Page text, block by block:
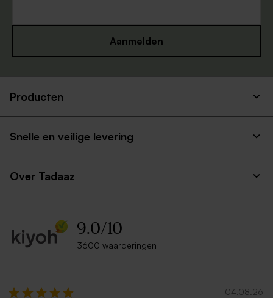
Aanmelden
Producten
Snelle en veilige levering
Over Tadaaz
9.0/10
3600 waarderingen
04.08.26